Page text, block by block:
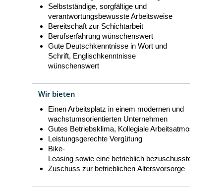
Selbstständige, sorgfältige und
verantwortungsbewusste Arbeitsweise
Bereitschaft zur Schichtarbeit
Berufserfahrung wünschenswert
Gute Deutschkenntnisse in Wort und
Schrift, Englischkenntnisse
wünschenswert
Wir bieten
Einen Arbeitsplatz in einem modernen und
wachstumsorientierten Unternehmen
Gutes Betriebsklima, Kollegiale Arbeitsatmosphäre
Leistungsgerechte Vergütung
Bike-
Leasing sowie eine betrieblich bezuschusste Kantine
Zuschuss zur betrieblichen Altersvorsorge